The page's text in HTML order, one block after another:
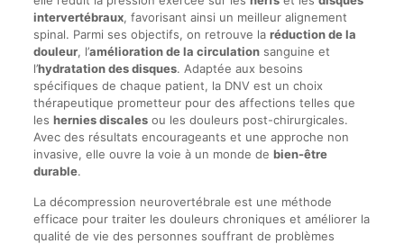
intervertébraux, favorisant ainsi un meilleur alignement
spinal. Parmi ses objectifs, on retrouve la réduction de la
douleur, l’amélioration de la circulationsanguine et
l’hydratation des disques. Adaptée aux besoins
spécifiques de chaque patient, la DNV est un choix
thérapeutique prometteur pour des affections telles que
les hernies discalesou les douleurs post-chirurgicales.
Avec des résultats encourageants et une approche non
invasive, elle ouvre la voie à un monde de bien-être
durable.
La décompression neurovertébrale est une méthode
efficace pour traiter les douleurs chroniques et améliorer la
qualité de vie des personnes souffrant de problèmes